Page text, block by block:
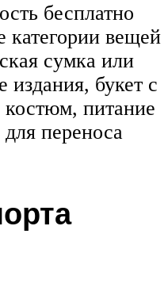
бесплатно
категории вещей
сумка или
издания, букет с
костюм, питание
переноса